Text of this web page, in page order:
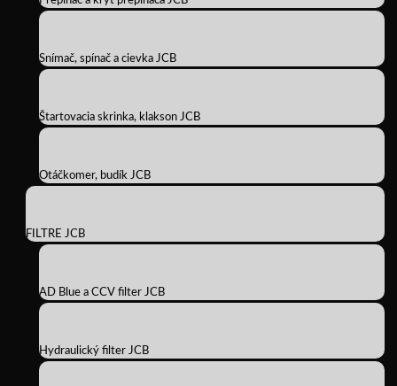
Snímač, spínač a cievka JCB
Štartovacia skrinka, klakson JCB
Otáčkomer, budík JCB
FILTRE JCB
AD Blue a CCV filter JCB
Hydraulický filter JCB